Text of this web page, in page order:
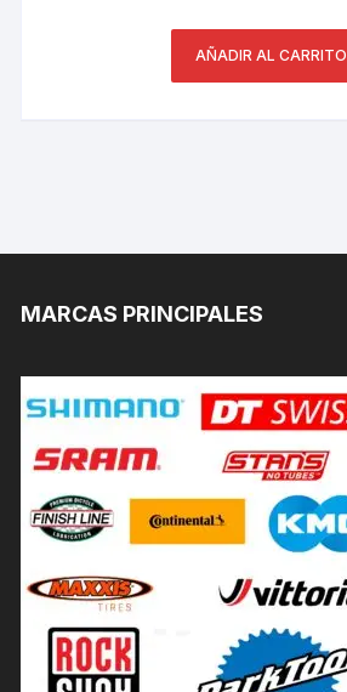
AÑADIR AL CARRITO
MARCAS PRINCIPALES